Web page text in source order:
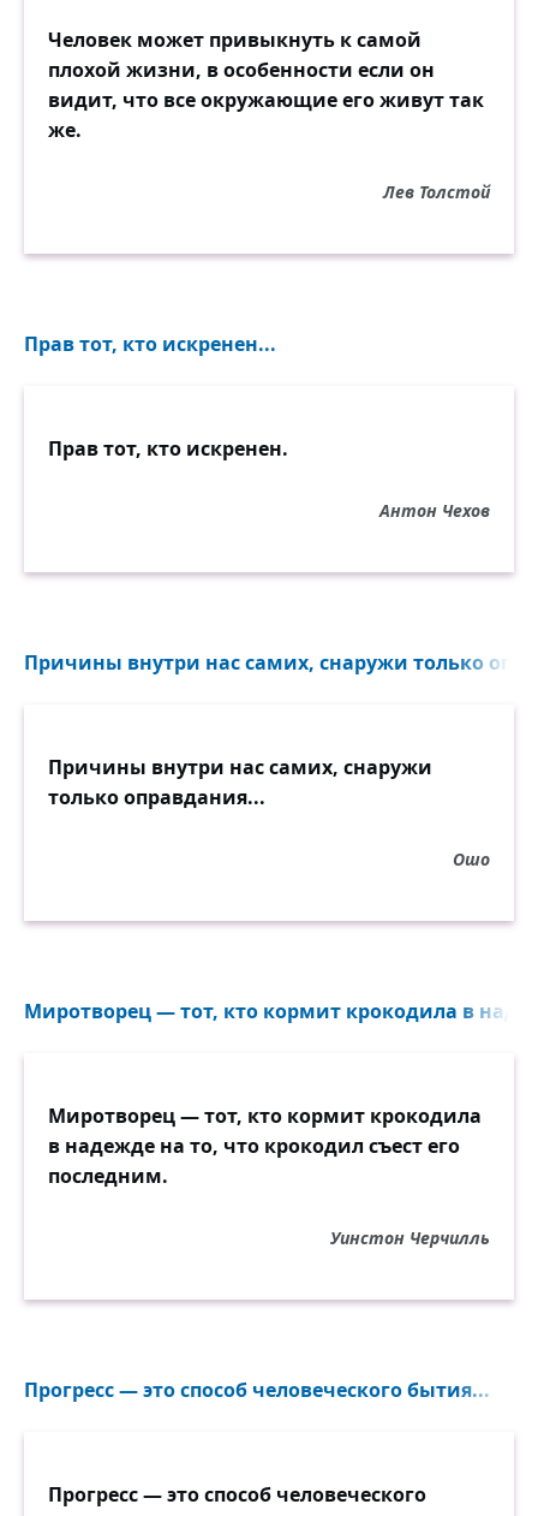
Человек может привыкнуть к самой
плохой жизни, в особенности если он
видит, что все окружающие его живут так
же.
Лев Толстой
Прав тот, кто искренен...
Прав тот, кто искренен.
Антон Чехов
Причины внутри нас самих, снаружи только
Причины внутри нас самих, снаружи
только оправдания...
Ошо
Миротворец — тот, кто кормит крокодила в
Миротворец — тот, кто кормит крокодила
в надежде на то, что крокодил съест его
последним.
Уинстон Черчилль
Прогресс — это способ человеческого бытия...
Прогресс — это способ человеческого